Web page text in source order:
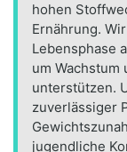
hohen
Ernährung.
Lebensphase
um Wachstum
unterstützen.
zuverlässiger
jugendliche